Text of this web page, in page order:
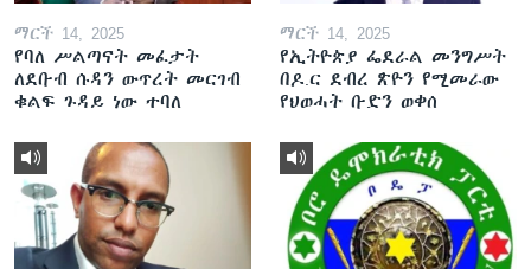
ማርች 14, 2025
የባለ ሥልጣናት መፈታት
ለደቡብ ሱዳን ውጥረት መርገብ
ቁልፍ ጉዳይ ነው ተባለ
ማርች 14, 2025
የኢትዮጵያ ፌደራል መንግሥት
በዶ.ር ደብረ ጽዮን የሚመራው
የህወሓት ቡድን ወቀሰ